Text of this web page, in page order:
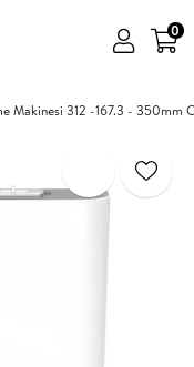
0
Makinesi 312 -167.3 - 350mm